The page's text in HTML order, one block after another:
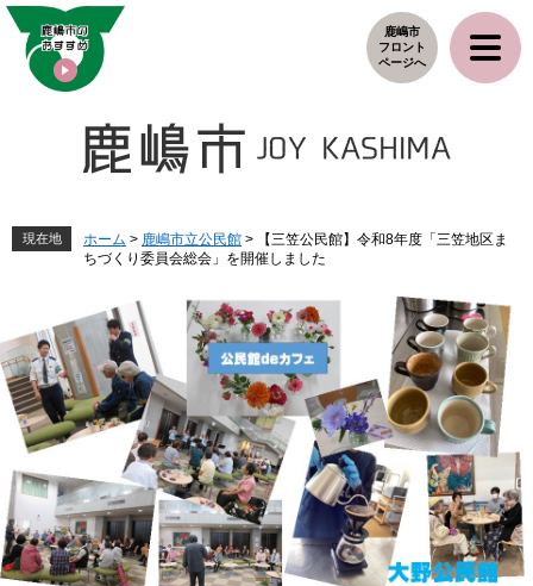
ペ
メ
鹿嶋市
フロント
ページへ
現在地 ホーム > 鹿嶋市立公民館 >
【三笠公民館】令和8年度「三笠地区ま
ちづくり委員会総会」を開催しました